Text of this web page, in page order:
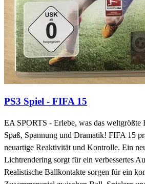
PS3 Spiel - FIFA 15
EA SPORTS - Erlebe, was das weltgrößte
Spaß, Spannung und Dramatik! FIFA 15
neuartige Reaktivität und Kontrolle. Ein
Lichtrendering sorgt für ein verbessertes
Realistische Ballkontakte sorgen für ein